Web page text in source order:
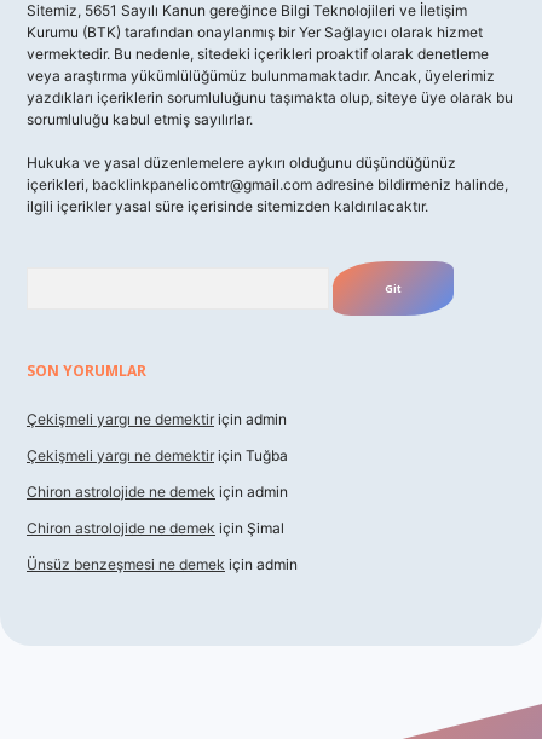
Sitemiz, 5651 Sayılı Kanun gereğince Bilgi Teknolojileri ve İletişim
Kurumu (BTK) tarafından onaylanmış bir Yer Sağlayıcı olarak hizmet
vermektedir. Bu nedenle, sitedeki içerikleri proaktif olarak denetleme
veya araştırma yükümlülüğümüz bulunmamaktadır. Ancak, üyelerimiz
yazdıkları içeriklerin sorumluluğunu taşımakta olup, siteye üye olarak bu
sorumluluğu kabul etmiş sayılırlar.
Hukuka ve yasal düzenlemelere aykırı olduğunu düşündüğünüz
içerikleri, backlinkpanelicomtr@gmail.com adresine bildirmeniz halinde,
ilgili içerikler yasal süre içerisinde sitemizden kaldırılacaktır.
SON YORUMLAR
Çekişmeli yargı ne demektir için admin
Çekişmeli yargı ne demektir için Tuğba
Chiron astrolojide ne demek için admin
Chiron astrolojide ne demek için Şimal
Ünsüz benzeşmesi ne demek için admin